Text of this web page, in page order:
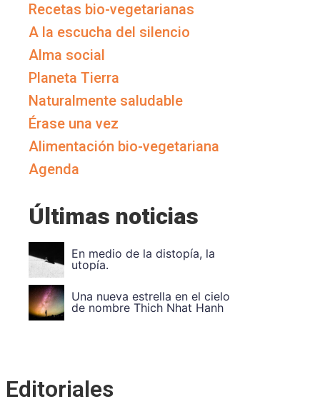
Recetas bio-vegetarianas
A la escucha del silencio
Alma social
Planeta Tierra
Naturalmente saludable
Érase una vez
Alimentación bio-vegetariana
Agenda
Últimas noticias
Vuela Alto Ouka Leele
Divide et impera. Unidad en
la diver
Editoriales